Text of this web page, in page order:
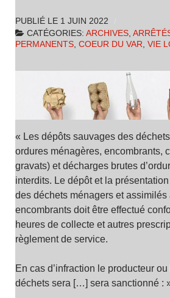
PUBLIÉ LE 1 JUIN 2022
CATÉGORIES: ARCHIVES,
PERMANENTS, COEUR DU VAR, VIE
« Les dépôts sauvages des
ordures ménagères, encombrants,
gravats) et décharges brutes
interdits. Le dépôt et la
des déchets ménagers et
encombrants doit être effectué
heures de collecte et autres
règlement de service.
En cas d’infraction le producteur
déchets sera […] sera sanctionné :